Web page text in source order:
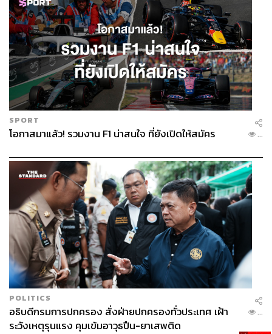
SPORT
โอกาสมาแล้ว! รวมงาน F1 น่าสนใจ ที่ยังเปิดให้สมัคร ...
POLITICS
อธิบดีกรมการปกครอง สั่งฝ่ายปกครองทั่วประเทศ เฝ้า
ระวังเหตุรุนแรง คุมเข้มอาวุธปืน-ยาเสพติด
...